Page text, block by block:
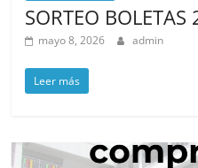
SORTEO
mayo 8, 2026 admin
Leer más